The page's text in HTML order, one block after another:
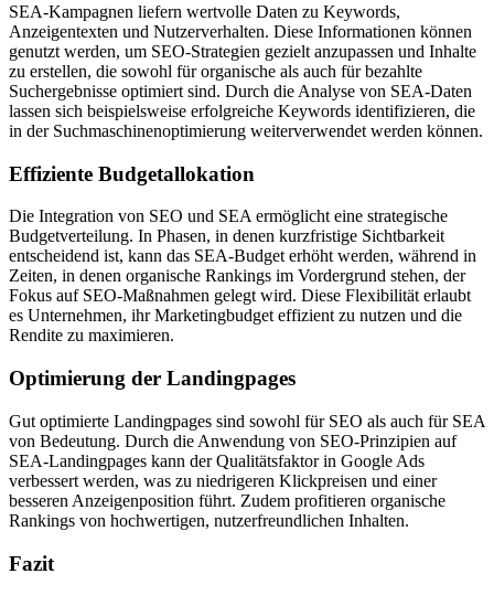
SEA-Kampagnen liefern wertvolle Daten zu Keywords,
Anzeigentexten und Nutzerverhalten. Diese Informationen können
genutzt werden, um SEO-Strategien gezielt anzupassen und Inhalte
zu erstellen, die sowohl für organische als auch für bezahlte
Suchergebnisse optimiert sind. Durch die Analyse von SEA-Daten
lassen sich beispielsweise erfolgreiche Keywords identifizieren, die
in der Suchmaschinenoptimierung weiterverwendet werden können.
Effiziente Budgetallokation
Die Integration von SEO und SEA ermöglicht eine strategische
Budgetverteilung. In Phasen, in denen kurzfristige Sichtbarkeit
entscheidend ist, kann das SEA-Budget erhöht werden, während in
Zeiten, in denen organische Rankings im Vordergrund stehen, der
Fokus auf SEO-Maßnahmen gelegt wird. Diese Flexibilität erlaubt
es Unternehmen, ihr Marketingbudget effizient zu nutzen und die
Rendite zu maximieren.
Optimierung der Landingpages
Gut optimierte Landingpages sind sowohl für SEO als auch für SEA
von Bedeutung. Durch die Anwendung von SEO-Prinzipien auf
SEA-Landingpages kann der Qualitätsfaktor in Google Ads
verbessert werden, was zu niedrigeren Klickpreisen und einer
besseren Anzeigenposition führt. Zudem profitieren organische
Rankings von hochwertigen, nutzerfreundlichen Inhalten.
Fazit